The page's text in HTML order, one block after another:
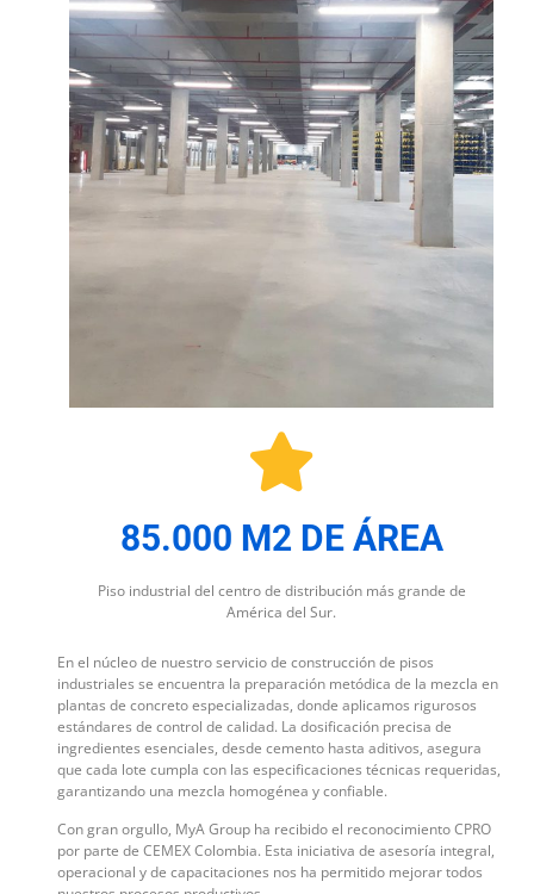
85.000 M2 DE ÁREA
Piso industrial del centro de distribución más grande de
América del Sur.
En el núcleo de nuestro servicio de construcción de pisos
industriales se encuentra la preparación metódica de la mezcla en
plantas de concreto especializadas, donde aplicamos rigurosos
estándares de control de calidad. La dosificación precisa de
ingredientes esenciales, desde cemento hasta aditivos, asegura
que cada lote cumpla con las especificaciones técnicas requeridas,
garantizando una mezcla homogénea y confiable.
Con gran orgullo, MyA Group ha recibido el reconocimiento CPRO
por parte de CEMEX Colombia. Esta iniciativa de asesoría integral,
operacional y de capacitaciones nos ha permitido mejorar todos